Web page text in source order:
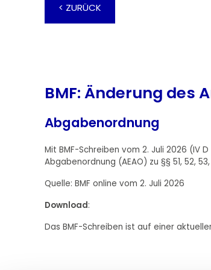
< ZURÜCK
BMF: Änderung des
Abgabenordnung
Mit BMF-Schreiben vom 2. Juli 2026 (IV
Abgabenordnung (AEAO) zu §§ 51, 52,
Quelle: BMF online vom 2. Juli 2026
Download:
Das BMF-Schreiben ist auf einer